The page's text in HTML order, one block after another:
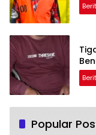
Popular
1